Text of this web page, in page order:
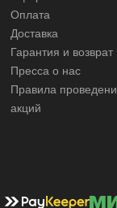
Оплата
Доставка
Гарантия и возврат
Пресса о нас
Правила
акций